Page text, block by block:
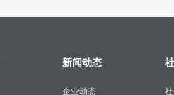
新闻动态
企业动态